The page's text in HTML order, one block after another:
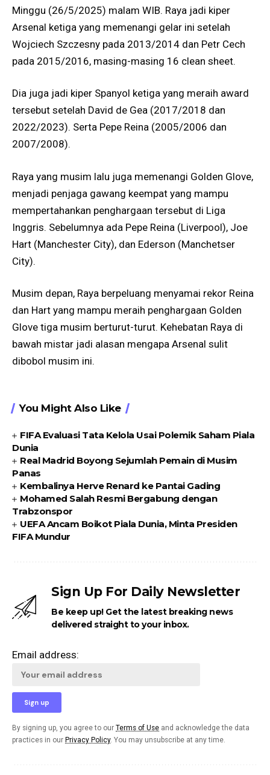
Minggu (26/5/2025) malam WIB. Raya jadi kiper
Arsenal ketiga yang memenangi gelar ini setelah
Wojciech Szczesny pada 2013/2014 dan Petr Cech
pada 2015/2016, masing-masing 16 clean sheet.
Dia juga jadi kiper Spanyol ketiga yang meraih award
tersebut setelah David de Gea (2017/2018 dan
2022/2023). Serta Pepe Reina (2005/2006 dan
2007/2008).
Raya yang musim lalu juga memenangi Golden Glove,
menjadi penjaga gawang keempat yang mampu
mempertahankan penghargaan tersebut di Liga
Inggris. Sebelumnya ada Pepe Reina (Liverpool), Joe
Hart (Manchester City), dan Ederson (Manchetser
City).
Musim depan, Raya berpeluang menyamai rekor Reina
dan Hart yang mampu meraih penghargaan Golden
Glove tiga musim berturut-turut. Kehebatan Raya di
bawah mistar jadi alasan mengapa Arsenal sulit
dibobol musim ini.
You Might Also Like
FIFA Evaluasi Tata Kelola Usai Polemik Saham Piala
Dunia
Real Madrid Boyong Sejumlah Pemain di Musim
Panas
Kembalinya Herve Renard ke Pantai Gading
Mohamed Salah Resmi Bergabung dengan
Trabzonspor
UEFA Ancam Boikot Piala Dunia, Minta Presiden
FIFA Mundur
Sign Up For Daily Newsletter
Be keep up! Get the latest breaking news
delivered straight to your inbox.
Email address:
By signing up, you agree to our Terms of Use and acknowledge the data
practices in our Privacy Policy. You may unsubscribe at any time.